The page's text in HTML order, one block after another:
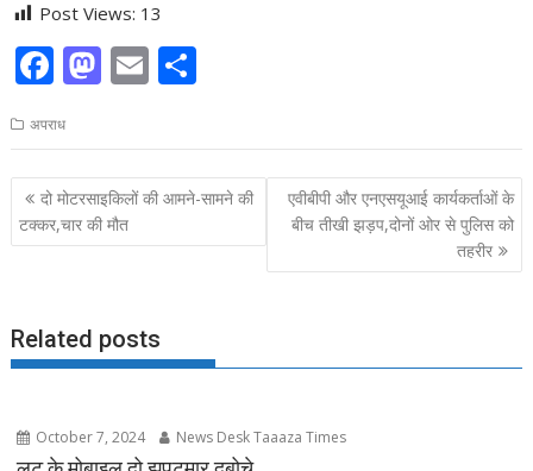
Post Views: 13
F
e
b
o
o
M
to
d
o
n
E
ai
l
ar
e
अपराध
Post
navigation
दो मोटरसाइकिलों की आमने-सामने की
टक्कर,चार की मौत
एवीबीपी और एनएसयूआई कार्यकर्ताओं के
बीच तीखी झड़प,दोनों ओर से पुलिस को
तहरीर
Related posts
October 7, 2024 News Desk Taaaza Times